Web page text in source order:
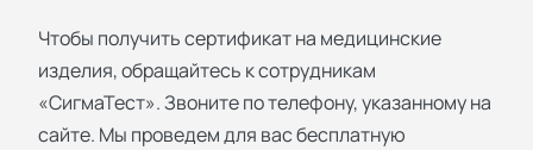
Чтобы получить сертификат на медицинские
изделия, обращайтесь к сотрудникам
«СигмаТест». Звоните по телефону, указанному на
сайте. Мы проведем для вас бесплатную